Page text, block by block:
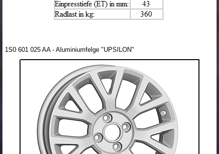
1S0 601 025 AA - Aluminiumfelge "UPSILON"